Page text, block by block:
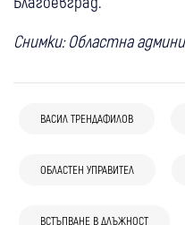
Снимки: Областна
ВАСИЛ ТРЕНДАФИЛОВ
ОБЛАСТЕН УПРАВИТЕЛ
ВСТЪПВАНЕ В ДЛЪЖНОСТ
05 авг
Перник 31 юли